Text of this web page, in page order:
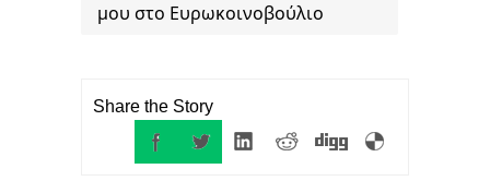
μου στο Ευρωκοινοβούλιο
Share the Story